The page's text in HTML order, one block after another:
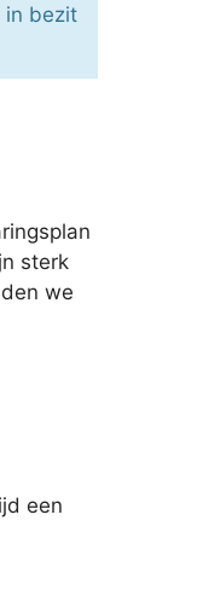
in bezit
sterk
we
een